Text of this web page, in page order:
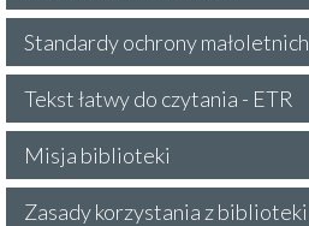
Standardy ochrony małoletnich
Tekst łatwy do czytania - ETR
Misja biblioteki
Zasady korzystania z biblioteki